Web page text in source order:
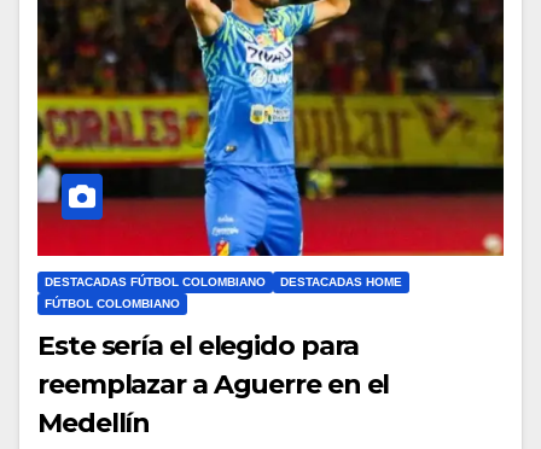
DESTACADAS FÚTBOL COLOMBIANO
DESTACADAS HOME
FÚTBOL COLOMBIANO
Este sería el elegido para
reemplazar a Aguerre en el
Medellín